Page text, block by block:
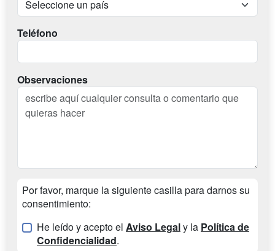
Teléfono
Observaciones
Por favor, marque la siguiente casilla para darnos su
consentimiento:
He leído y acepto el Aviso Legaly la Política de
Confidencialidad.